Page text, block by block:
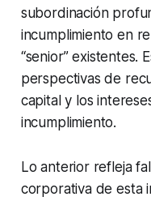
subordinación
incumplimiento en
“senior”existentes.
perspectivas de
capital y los
incumplimiento.
Lo anterior refleja
corporativa de esta